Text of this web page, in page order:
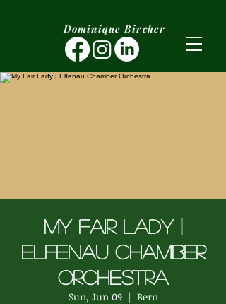
Dominique Bircher
My Fair Lady |
Elfenau Chamber
Orchestra
Sun, Jun 09
  |
Bern